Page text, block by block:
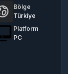
Bölge
Türkiye
Platform
PC